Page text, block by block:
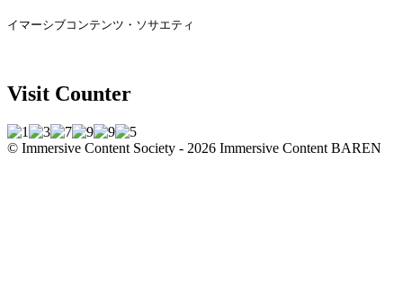
イマーシブコンテンツ・ソサエティ
Visit Counter
© Immersive Content Society - 2026 Immersive Content BAREN